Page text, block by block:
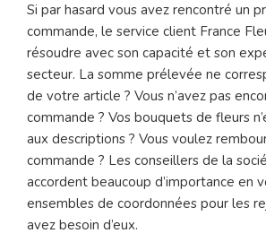
Si par hasard vous avez rencontré un
commande, le service client France
résoudre avec son capacité et son
secteur. La somme prélevée ne
de votre article ? Vous n’avez pas
commande ? Vos bouquets de fleurs
aux descriptions ? Vous voulez
commande ? Les conseillers de la
accordent beaucoup d’importance en
ensembles de coordonnées pour les
avez besoin d’eux.